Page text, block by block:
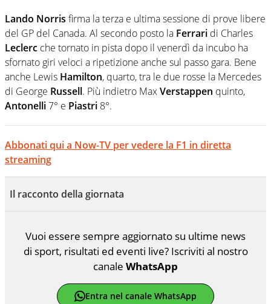
Lando Norris firma la terza e ultima sessione di prove libere
del GP del Canada. Al secondo posto la Ferrari di Charles
Leclerc che tornato in pista dopo il venerdì da incubo ha
sfornato giri veloci a ripetizione anche sul passo gara. Bene
anche Lewis Hamilton, quarto, tra le due rosse la Mercedes
di George Russell. Più indietro MaxVerstappen quinto,
Antonelli7° e Piastri 8°.
Abbonati qui a Now-TV per vedere la F1 in diretta
streaming
Il racconto della giornata
Vuoi essere sempre aggiornato su ultime news
di sport, risultati ed eventi live? Iscriviti al nostro
canale WhatsApp
Entra nel canale WhatsApp